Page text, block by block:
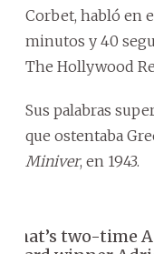
Corbet, habló en
minutos y 40
The Hollywood
Sus palabras
que ostentaba
Miniver, en 1943.
That’s two-time